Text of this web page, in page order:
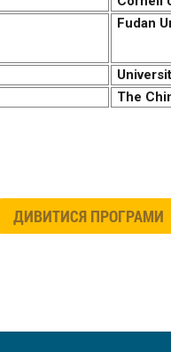
Fudan
The
ДИВИТИСЯ ПРОГРАМИ